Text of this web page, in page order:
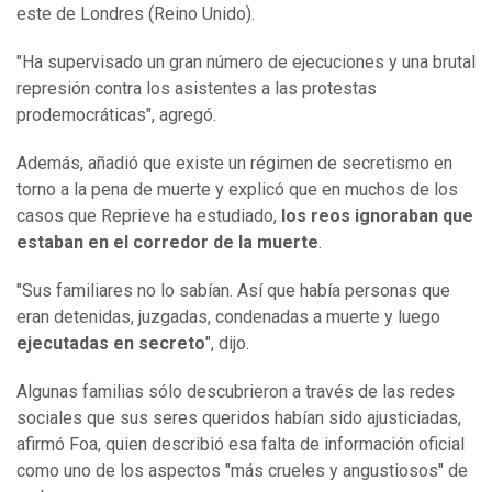
este de Londres (Reino Unido).
"Ha supervisado un gran número de ejecuciones y una brutal
represión contra los asistentes a las protestas
prodemocráticas", agregó.
Además, añadió que existe un régimen de secretismo en
torno a la pena de muerte y explicó que en muchos de los
casos que Reprieve ha estudiado, los reos ignoraban que
estaban en el corredor de la muerte.
"Sus familiares no lo sabían. Así que había personas que
eran detenidas, juzgadas, condenadas a muerte y luego
ejecutadas en secreto", dijo.
Algunas familias sólo descubrieron a través de las redes
sociales que sus seres queridos habían sido ajusticiadas,
afirmó Foa, quien describió esa falta de información oficial
como uno de los aspectos "más crueles y angustiosos" de